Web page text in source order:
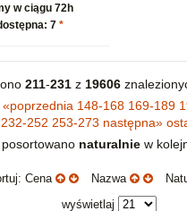
w ciągu 72h
7 *
211-231 z 19606
«poprzednia 148-168 169-189
232-252 253-273 następna»
naturalniew
Cena Nazwa
wyświetlaj